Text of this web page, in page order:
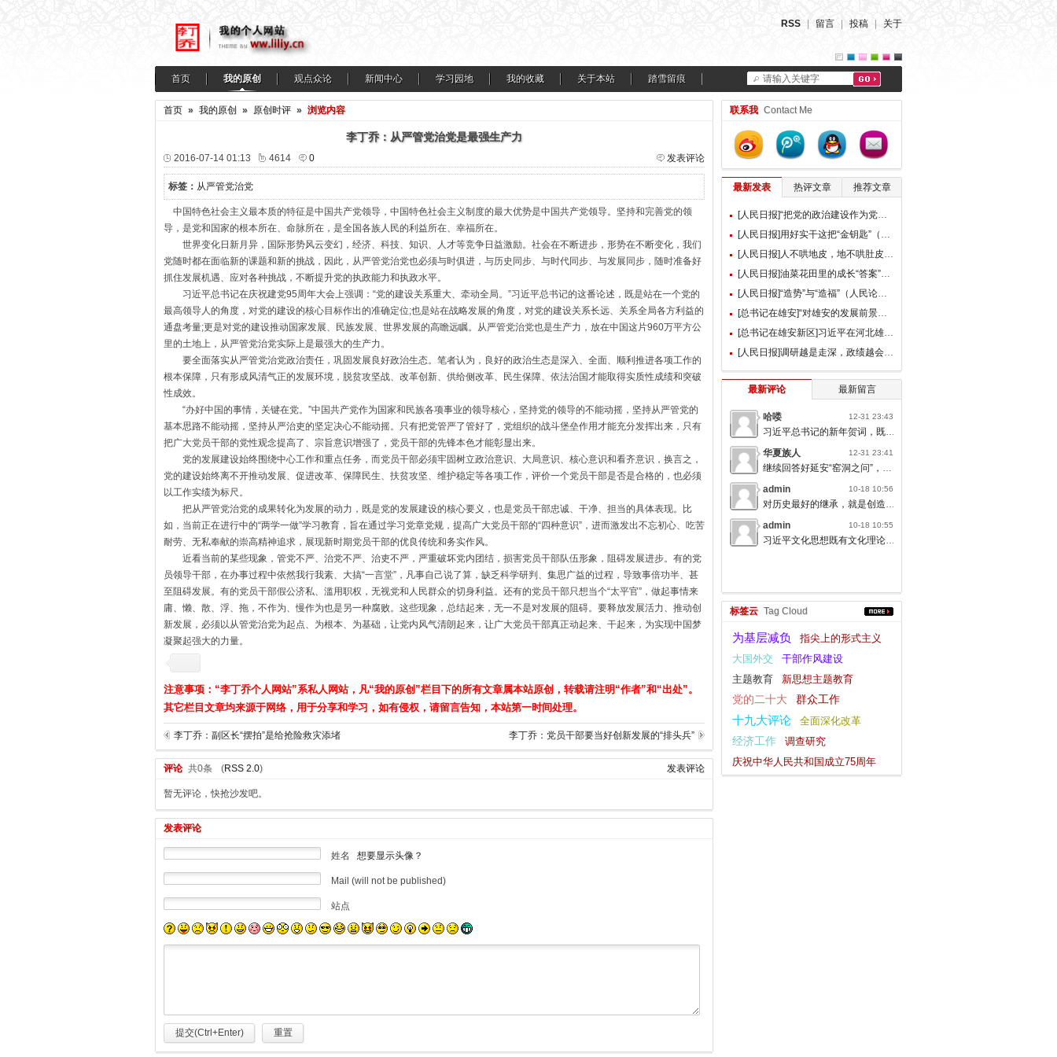
RSS 留言 投稿 关于
请输入关键字
首页 我的原创 观点众论 新闻中心 学习园地 我的收藏 关于本站 踏雪留痕
首页 » 我的原创 » 原创时评 » 浏览内容
李丁乔：从严管党治党是最强生产力
2016-07-14 01:13 4614 0 发表评论
标签： 从严管党治党
中国特色社会主义最本质的特征是中国共产党领导，中国特色社会主义制度的最大优势是中国共产党领导。坚持和完善党的领
导，是党和国家的根本所在、命脉所在，是全国各族人民的利益所在、幸福所在。
世界变化日新月异，国际形势风云变幻，经济、科技、知识、人才等竞争日益激励。社会在不断进步，形势在不断变化，我们
党随时都在面临新的课题和新的挑战，因此，从严管党治党也必须与时俱进，与历史同步、与时代同步、与发展同步，随时准备好
抓住发展机遇、应对各种挑战，不断提升党的执政能力和执政水平。
习近平总书记在庆祝建党95周年大会上强调：“党的建设关系重大、牵动全局。”习近平总书记的这番论述，既是站在一个党的
最高领导人的角度，对党的建设的核心目标作出的准确定位;也是站在战略发展的角度，对党的建设关系长远、关系全局各方利益的
通盘考量;更是对党的建设推动国家发展、民族发展、世界发展的高瞻远瞩。从严管党治党也是生产力，放在中国这片960万平方公
里的土地上，从严管党治党实际上是最强大的生产力。
要全面落实从严管党治党政治责任，巩固发展良好政治生态。笔者认为，良好的政治生态是深入、全面、顺利推进各项工作的
根本保障，只有形成风清气正的发展环境，脱贫攻坚战、改革创新、供给侧改革、民生保障、依法治国才能取得实质性成绩和突破
性成效。
“办好中国的事情，关键在党。”中国共产党作为国家和民族各项事业的领导核心，坚持党的领导的不能动摇，坚持从严管党的
基本思路不能动摇，坚持从严治吏的坚定决心不能动摇。只有把党管严了管好了，党组织的战斗堡垒作用才能充分发挥出来，只有
把广大党员干部的党性观念提高了、宗旨意识增强了，党员干部的先锋本色才能彰显出来。
党的发展建设始终围绕中心工作和重点任务，而党员干部必须牢固树立政治意识、大局意识、核心意识和看齐意识，换言之，
党的建设始终离不开推动发展、促进改革、保障民生、扶贫攻坚、维护稳定等各项工作，评价一个党员干部是否是合格的，也必须
以工作实绩为标尺。
把从严管党治党的成果转化为发展的动力，既是党的发展建设的核心要义，也是党员干部忠诚、干净、担当的具体表现。比
如，当前正在进行中的“两学一做”学习教育，旨在通过学习党章党规，提高广大党员干部的“四种意识”，进而激发出不忘初心、吃苦
耐劳、无私奉献的崇高精神追求，展现新时期党员干部的优良传统和务实作风。
近看当前的某些现象，管党不严、治党不严、治吏不严，严重破坏党内团结，损害党员干部队伍形象，阻碍发展进步。有的党
员领导干部，在办事过程中依然我行我素、大搞“一言堂”，凡事自己说了算，缺乏科学研判、集思广益的过程，导致事倍功半、甚
至阻碍发展。有的党员干部假公济私、滥用职权，无视党和人民群众的切身利益。还有的党员干部只想当个“太平官”，做起事情来
庸、懒、散、浮、拖，不作为、慢作为也是另一种腐败。这些现象，总结起来，无一不是对发展的阻碍。要释放发展活力、推动创
新发展，必须以从管党治党为起点、为根本、为基础，让党内风气清朗起来，让广大党员干部真正动起来、干起来，为实现中国梦
凝聚起强大的力量。
注意事项：“李丁乔个人网站”系私人网站，凡“我的原创”栏目下的所有文章属本站原创，转载请注明“作者”和“出处”。
其它栏目文章均来源于网络，用于分享和学习，如有侵权，请留言告知，本站第一时间处理。
李丁乔：副区长“摆拍”是给抢险救灾添堵 李丁乔：党员干部要当好创新发展的“排头兵”
评论 共0条 (RSS 2.0) 发表评论
暂无评论，快抢沙发吧。
发表评论
姓名 想要显示头像？
Mail (will not be published)
站点
提交(Ctrl+Enter) 重置
联系我 Contact Me
最新发表 热评文章 推荐文章
最新评论 最新留言
哈喽 12-31 23:43
习近平总书记的新年贺词，既充满温度，又饱含深情，太催人奋进了。
华夏族人
12-31 23:41
继续回答好延安“窑洞之问”，书写无愧于人民的时代答卷。
admin
10-18 10:56
对历史最好的继承，就是创造新的历史；对人类文明最大的礼敬，就是创造人类文明新形态。
admin
10-18 10:55
习近平文化思想既有文化理论观点上的创新和突破，又有文化工作布局上的部署要求，标志着我们党对中国特色社会主义文化建设规律的认识达到了新高度，表明我们党的历史自信、文化自信达到了新高度。
标签云 Tag Cloud
为基层减负
指尖上的形式主义
大国外交
干部作风建设
主题教育
新思想主题教育
党的二十大 群众工作
十九大评论
全面深化改革
经济工作
调查研究
庆祝中华人民共和国成立75周年